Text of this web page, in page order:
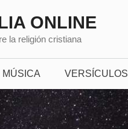
ONLINE
la religión cristiana
MÚSICA VERSÍCULOS